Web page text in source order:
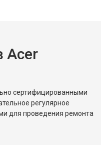
Acer
сертифицированными
регулярное
для проведения ремонта